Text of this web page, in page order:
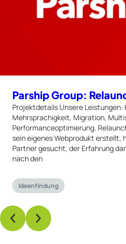
Parship Group:
Projektdetails Unsere Leistungen:
Mehrsprachigkeit, Migration,
Performanceoptimierung,
sein eigenes Webprodukt erstellt,
Partner gesucht, der Erfahrung
nach den
Ideenfindung